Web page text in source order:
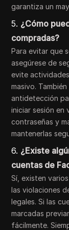
garantiza un
5. ¿Cómo
compradas?
Para evitar que
asegúrese de
evite
masivo.
antidetección
iniciar sesión en
contraseñas y
mantenerlas
6. ¿Existe
cuentas de
Sí, existen
las violaciones
legales. Si las
marcadas
fácilmente.